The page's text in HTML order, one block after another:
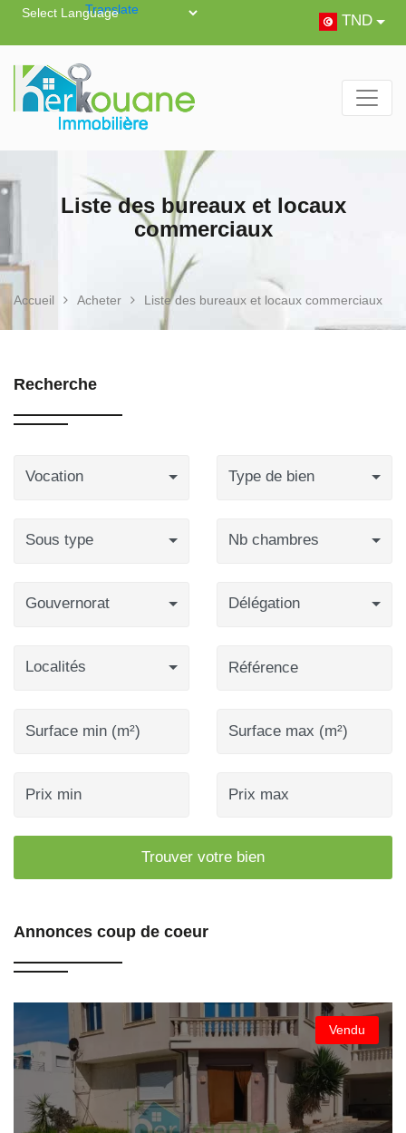
Powered byTranslate
TND
Liste des bureaux et locaux
commerciaux
Accueil Acheter Liste des bureaux et locaux commerciaux
Recherche
Vocation Type de bien
Sous type Nb chambres
Gouvernorat Délégation
Localités
Trouver votre bien
Annonces coup de coeur
Vendu